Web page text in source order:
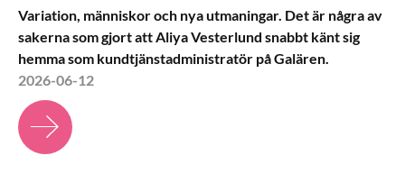
Variation, människor och nya utmaningar. Det är några av
sakerna som gjort att Aliya Vesterlund snabbt känt sig
hemma som kundtjänstadministratör på Galären.
2026-06-12